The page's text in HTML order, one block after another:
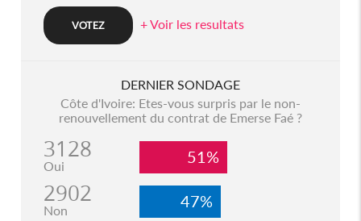
+ Voir les resultats
DERNIER SONDAGE
Côte d'Ivoire: Etes-vous surpris par le non-
renouvellement du contrat de Emerse Faé ?
3128
Oui 51%
2902
Non 47%